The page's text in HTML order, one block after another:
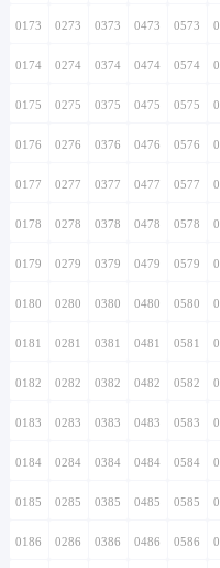
0173 0273 0373 0473 0573
0174 0274 0374 0474 0574
0175 0275 0375 0475 0575
0176 0276 0376 0476 0576
0177 0277 0377 0477 0577
0178 0278 0378 0478 0578
0179 0279 0379 0479 0579
0180 0280 0380 0480 0580
0181 0281 0381 0481 0581
0182 0282 0382 0482 0582
0183 0283 0383 0483 0583
0184 0284 0384 0484 0584
0185 0285 0385 0485 0585
0186 0286 0386 0486 0586